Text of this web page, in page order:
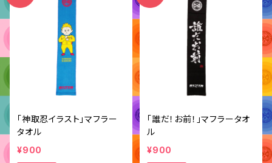
「神取忍イラスト」マフラー
タオル
¥900
「誰だ！お前！」マフラータオ
ル
¥900